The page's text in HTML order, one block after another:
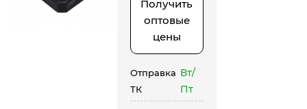
Получить
оптовые
цены
Отправка
ТК
Вт/
Пт